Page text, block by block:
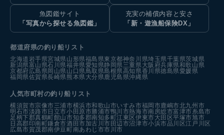
魚図鑑サイト
「写真から探せる魚図鑑」
充実の補償内容と安さ
「新・遊漁船保険DX」
都道府県の釣り船リスト
北海道岩手県宮城県山形県福島県東京都神奈川県埼玉県千葉県茨城県
新潟県富山県石川県福井県愛知県静岡県三重県大阪府兵庫県和歌山県
京都府広島県岡山県山口県鳥取県島根県高知県香川県徳島県愛媛県
福岡県佐賀県長崎県熊本県大分県鹿児島県沖縄県
人気市町村の釣り船リスト
横須賀市宗像市三浦市横浜市和歌山市いすみ市福岡市鹿嶋市北九州市
明石市淡路市 日立市小田原市勝浦市鴨川市熱海市南房総市富津市糸島市
足柄下郡真鶴町館山市知多郡南知多町江東区伊東市大田区平塚市旭市
日高郡印南町鎌倉市酒田市加古川市 田辺市沼津市小浜市品川区江戸川区
広島市賀茂郡南伊豆町南あわじ市市川市